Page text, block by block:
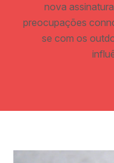
nova
preocupações
se com os